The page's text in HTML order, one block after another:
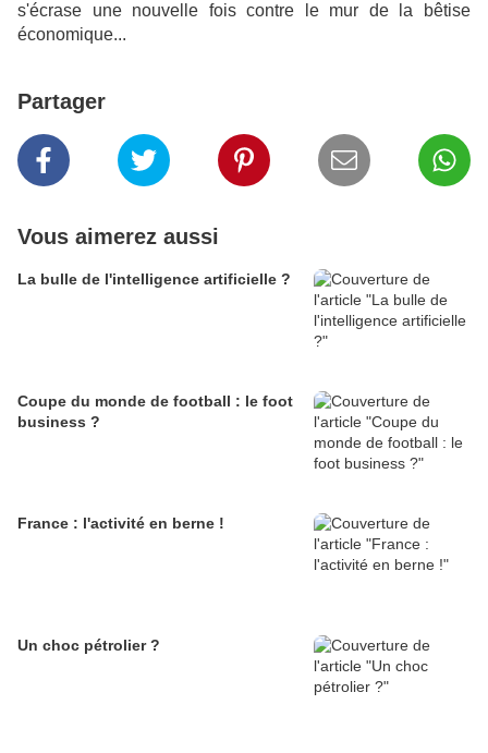
s'écrase une nouvelle fois contre le mur de la bêtise
économique...
Partager
Vous aimerez aussi
La bulle de l'intelligence artificielle ?
Coupe du monde de football : le foot
business ?
France : l'activité en berne !
Un choc pétrolier ?